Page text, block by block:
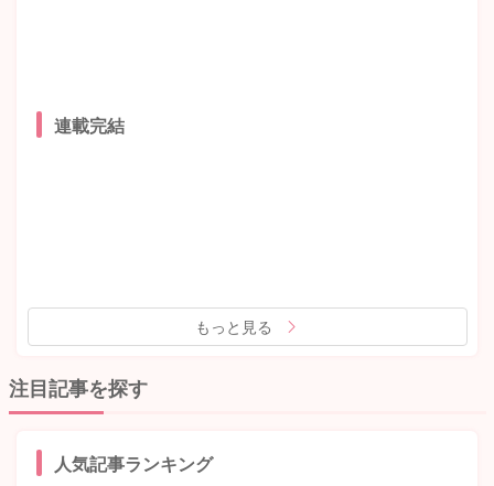
連載完結
もっと見る
注目記事を探す
人気記事ランキング